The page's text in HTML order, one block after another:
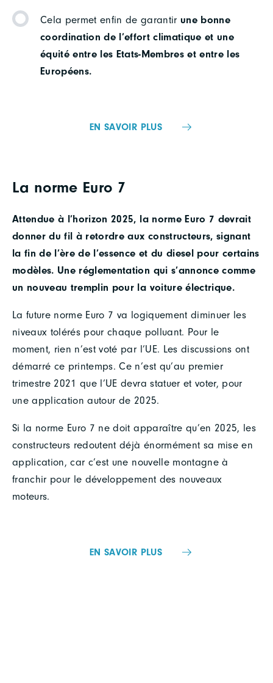
Cela permet enfin de garantir une bonne
coordination de l’effort climatique et une
équité entre les Etats-Membres et entre les
Européens.
EN SAVOIR PLUS
La norme Euro 7
Attendue à l’horizon 2025, la norme Euro 7 devrait
donner du fil à retordre aux constructeurs, signant
la fin de l’ère de l’essence et du diesel pour certains
modèles. Une réglementation qui s’annonce comme
un nouveau tremplin pour la voiture électrique.
La future norme Euro 7 va logiquement diminuer les
niveaux tolérés pour chaque polluant. Pour le
moment, rien n’est voté par l’UE. Les discussions ont
démarré ce printemps. Ce n’est qu’au premier
trimestre 2021 que l’UE devra statuer et voter, pour
une application autour de 2025.
Si la norme Euro 7 ne doit apparaître qu’en 2025, les
constructeurs redoutent déjà énormément sa mise en
application, car c’est une nouvelle montagne à
franchir pour le développement des nouveaux
moteurs.
EN SAVOIR PLUS